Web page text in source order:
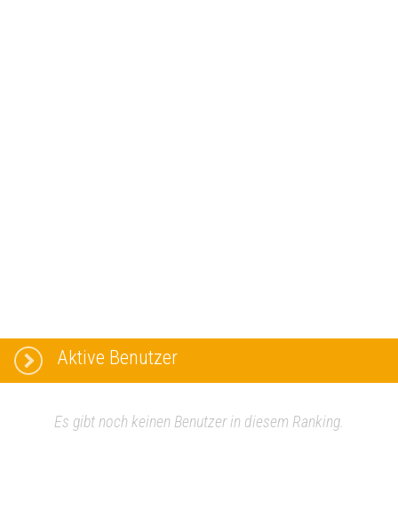
Aktive Benutzer
Es gibt noch keinen Benutzer in diesem Ranking.